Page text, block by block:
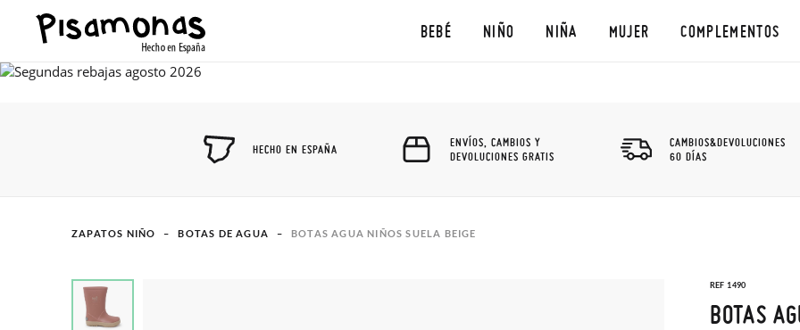
BEBÉ NIÑO NIÑA MUJER COMPLEMENTOS
HECHO EN ESPAÑA
ENVÍOS, CAMBIOS Y
DEVOLUCIONES GRATIS
CAMBIOS&DEVOLUCIONES
60 DÍAS
ZAPATOS NIÑO BOTAS DE AGUA BOTAS AGUA NIÑOS SUELA BEIGE
REF 1490
BOTAS